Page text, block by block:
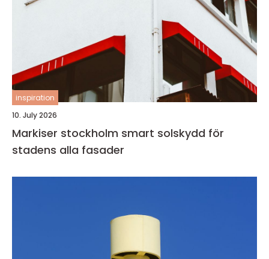
inspiration
10. July 2026
Markiser stockholm smart solskydd för
stadens alla fasader